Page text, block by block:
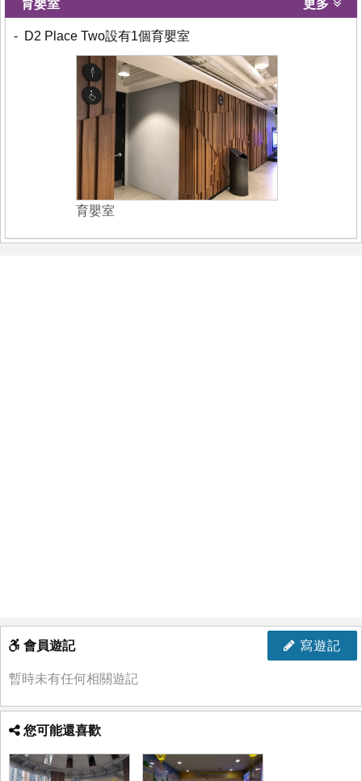
育嬰室 更多
- D2 Place Two設有1個育嬰室
育嬰室
寫遊記
會員遊記
暫時未有任何相關遊記
您可能還喜歡